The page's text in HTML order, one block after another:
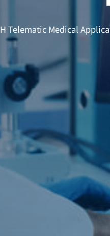
Η Telematic Medical